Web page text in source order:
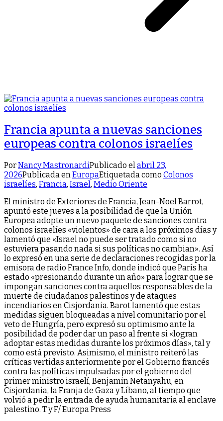
Francia apunta a nuevas sanciones
europeas contra colonos israelíes
PorNancy MastronardiPublicado elabril 23,
2026Publicada enEuropaEtiquetada como Colonos
israelíes, Francia, Israel, Medio Oriente
El ministro de Exteriores de Francia, Jean-Noel Barrot,
apuntó este jueves a la posibilidad de que la Unión
Europea adopte un nuevo paquete de sanciones contra
colonos israelíes «violentos» de cara a los próximos días y
lamentó que «Israel no puede ser tratado como si no
estuviera pasando nada si sus políticas no cambian». Así
lo expresó en una serie de declaraciones recogidas por la
emisora de radio France Info, donde indicó que París ha
estado «presionando durante un año» para lograr que se
impongan sanciones contra aquellos responsables de la
muerte de ciudadanos palestinos y de ataques
incendiarios en Cisjordania. Barot lamentó que estas
medidas siguen bloqueadas a nivel comunitario por el
veto de Hungría, pero expresó su optimismo ante la
posibilidad de poder dar un paso al frente si «logran
adoptar estas medidas durante los próximos días», tal y
como está previsto. Asimismo, el ministro reiteró las
críticas vertidas anteriormente por el Gobierno francés
contra las políticas impulsadas por el gobierno del
primer ministro israelí, Benjamin Netanyahu, en
Cisjordania, la Franja de Gaza y Líbano, al tiempo que
volvió a pedir la entrada de ayuda humanitaria al enclave
palestino. T y F/ Europa Press